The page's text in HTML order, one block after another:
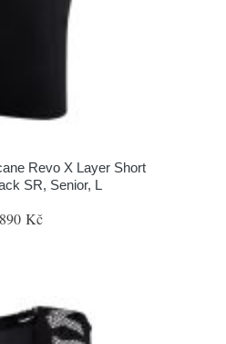
Revo X Layer Short
SR, Senior, L
Kč